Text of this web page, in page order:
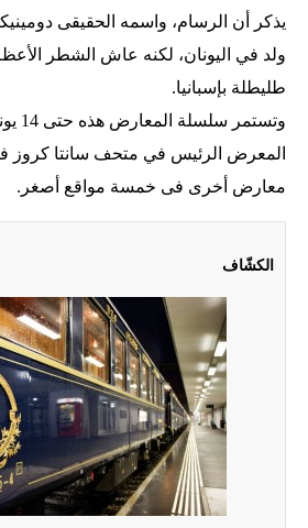
يذكر أن الرسام، واسمه الحقيقى
ولد في اليونان، لكنه عاش الشطر
طليطلة بإسبانيا.
المعرض الرئيس في متحف سانتا كروز
معارض أخرى فى خمسة مواقع أصغر.
الكشّاف